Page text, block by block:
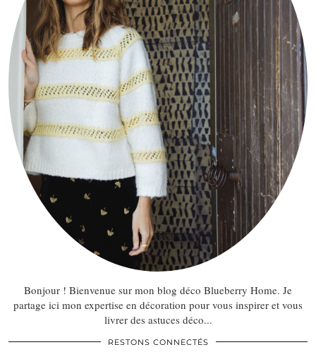
Bonjour ! Bienvenue sur mon blog déco Blueberry Home. Je
partage ici mon expertise en décoration pour vous inspirer et vous
livrer des astuces déco...
RESTONS CONNECTÉS